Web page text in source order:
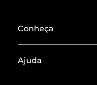
Conheça
Termos de Uso
Ajuda